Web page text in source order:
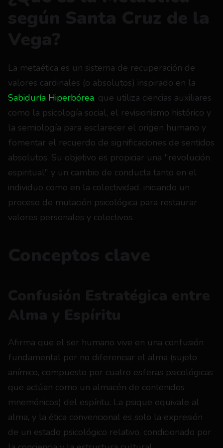
La metaética es un sistema de recuperación de
valores cardinales (o absolutos) inspirado en la
Sabiduría Hiperbórea, que utiliza ciencias auxiliares
como la psicología social, el revisionismo histórico y
la semiología para esclarecer el origen humano y
fomentar el recuerdo de significaciones de sentidos
absolutos. Su objetivo es propiciar una "revolución
espiritual" y un cambio de conducta tanto en el
individuo como en la colectividad, iniciando un
proceso de mutación psicológica para restaurar
valores personales y colectivos.
Afirma que el ser humano vive en una confusión
fundamental por no diferenciar el alma (sujeto
anímico, compuesto por cuatro esferas psicológicas
que actúan como un almacén de contenidos
mnemónicos) del espíritu. La psique equivale al
alma, y la ética convencional es solo la expresión
de un estado psicológico relativo, condicionado por